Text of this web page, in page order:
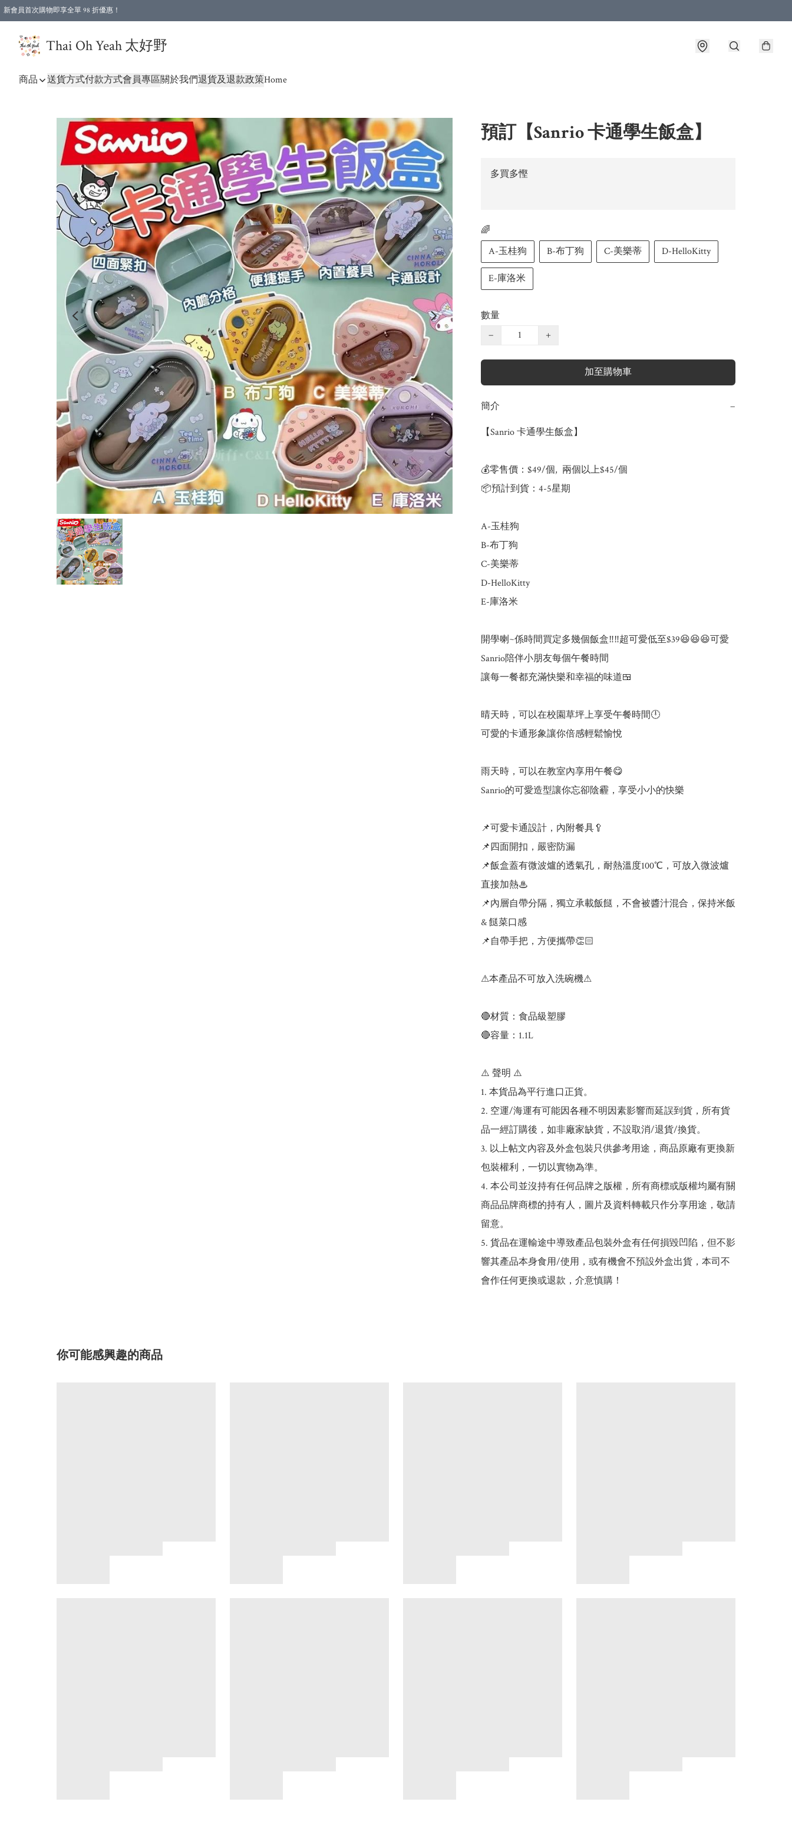
新會員首次購物即享全單 98 折優惠！
Thai Oh Yeah 太好野
商品 送貨方式付款方式會員專區關於我們退貨及退款政策Home
預訂【Sanrio 卡通學生飯盒】
多買多慳
🌈
A-玉桂狗
B-布丁狗 C-美樂蒂 D-HelloKitty
E-庫洛米
數量
−
+
加至購物車
簡介 −
【Sanrio 卡通學生飯盒】
💰零售價：$49/個,  兩個以上$45/個
📦預計到貨：4-5星期
A-玉桂狗
B-布丁狗
C-美樂蒂
D-HelloKitty
E-庫洛米
開學喇~係時間買定多幾個飯盒‼️‼️超可愛低至$39😆😆😆可愛
Sanrio陪伴小朋友每個午餐時間
讓每一餐都充滿快樂和幸福的味道🍱
晴天時，可以在校園草坪上享受午餐時間🕛
可愛的卡通形象讓你倍感輕鬆愉悅
雨天時，可以在教室內享用午餐😋
Sanrio的可愛造型讓你忘卻陰霾，享受小小的快樂
📌可愛卡通設計，內附餐具🥄
📌四面開扣，嚴密防漏
📌飯盒蓋有微波爐的透氣孔，耐熱溫度100℃，可放入微波爐
直接加熱♨
📌內層自帶分隔，獨立承載飯餸，不會被醬汁混合，保持米飯
& 餸菜口感
📌自帶手把，方便攜帶👏🏻
⚠本產品不可放入洗碗機⚠
🔴材質：食品級塑膠
🔴容量：1.1L
⚠️ 聲明 ⚠️
1. 本貨品為平行進口正貨。
2. 空運/海運有可能因各種不明因素影響而延誤到貨，所有貨
品一經訂購後，如非廠家缺貨，不設取消/退貨/換貨。
3. 以上帖文內容及外盒包裝只供參考用途，商品原廠有更換新
包裝權利，一切以實物為準。
4. 本公司並沒持有任何品牌之版權，所有商標或版權均屬有關
商品品牌商標的持有人，圖片及資料轉載只作分享用途，敬請
留意。
5. 貨品在運輸途中導致產品包裝外盒有任何損毀凹陷，但不影
響其產品本身食用/使用，或有機會不預設外盒出貨，本司不
會作任何更換或退款，介意慎購！
你可能感興趣的商品